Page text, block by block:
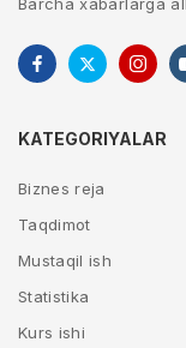
KATEGORIYALAR
Biznes reja
Taqdimot
Mustaqil ish
Statistika
Kurs ishi